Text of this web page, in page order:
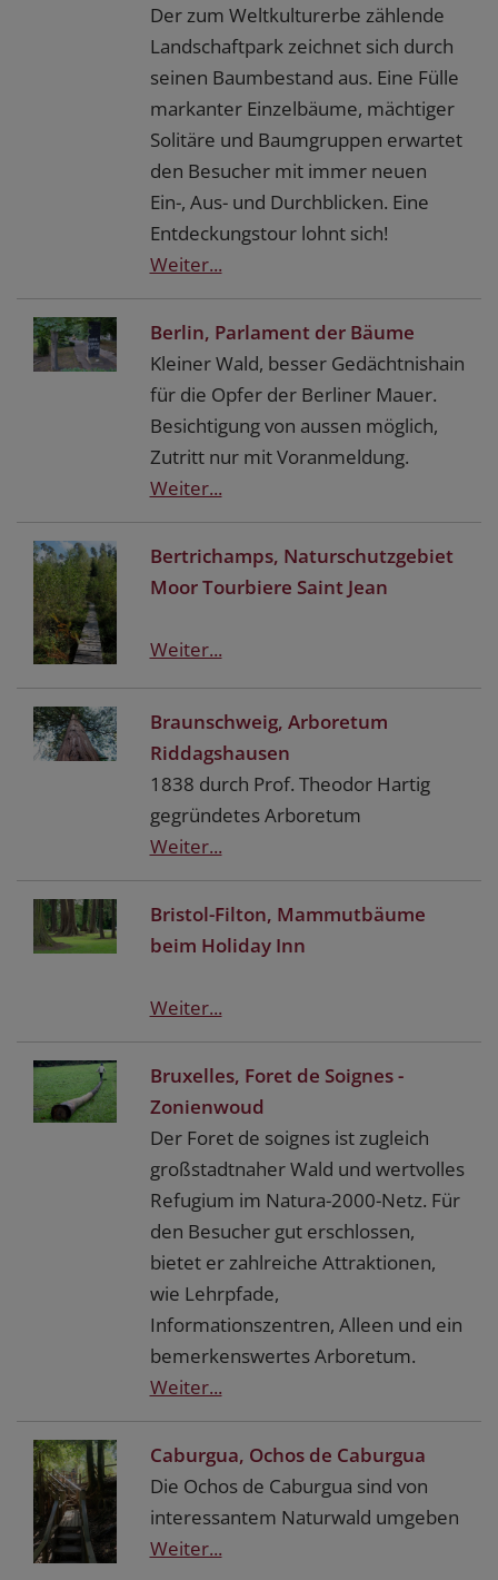
Der zum Weltkulturerbe zählende
Landschaftpark zeichnet sich durch
seinen Baumbestand aus. Eine Fülle
markanter Einzelbäume, mächtiger
Solitäre und Baumgruppen erwartet
den Besucher mit immer neuen
Ein-, Aus- und Durchblicken. Eine
Entdeckungstour lohnt sich!
Weiter...
Berlin, Parlament der Bäume
Kleiner Wald, besser Gedächtnishain
für die Opfer der Berliner Mauer.
Besichtigung von aussen möglich,
Zutritt nur mit Voranmeldung.
Weiter...
Bertrichamps, Naturschutzgebiet
Moor Tourbiere Saint Jean
Weiter...
Braunschweig, Arboretum
Riddagshausen
1838 durch Prof. Theodor Hartig
gegründetes Arboretum
Weiter...
Bristol-Filton, Mammutbäume
beim Holiday Inn
Weiter...
Bruxelles, Foret de Soignes -
Zonienwoud
Der Foret de soignes ist zugleich
großstadtnaher Wald und wertvolles
Refugium im Natura-2000-Netz. Für
den Besucher gut erschlossen,
bietet er zahlreiche Attraktionen,
wie Lehrpfade,
Informationszentren, Alleen und ein
bemerkenswertes Arboretum.
Weiter...
Caburgua, Ochos de Caburgua
Die Ochos de Caburgua sind von
interessantem Naturwald umgeben
Weiter...